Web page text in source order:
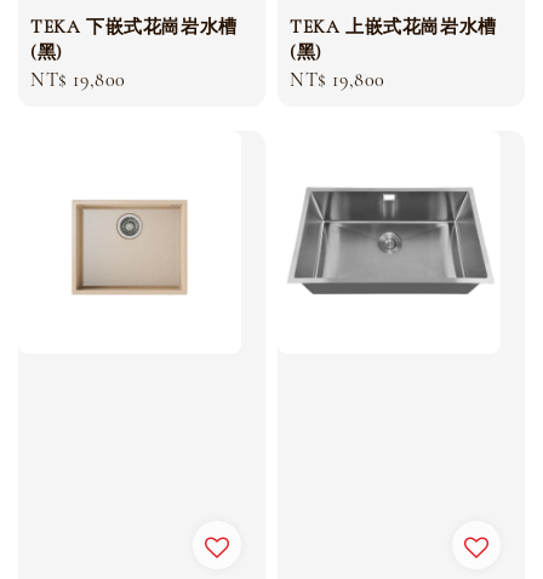
TEKA 下嵌式花崗岩水槽
(黑)
Regular
NT$ 19,800
TEKA 上嵌式花崗岩水槽
(黑)
Regular
NT$ 19,800